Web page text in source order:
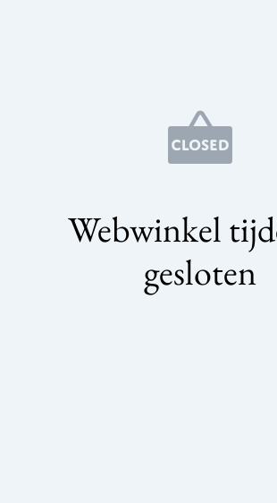
Webwinkel
gesloten